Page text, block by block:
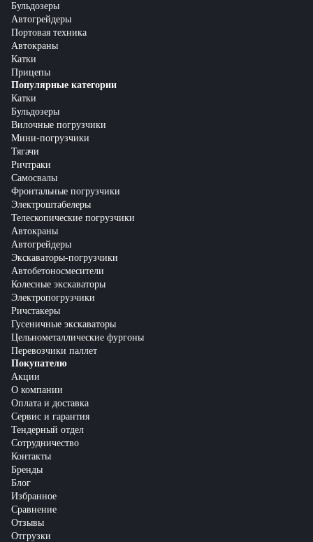
Бульдозеры
Автогрейдеры
Портовая техника
Автокраны
Катки
Прицепы
Популярные категории
Катки
Бульдозеры
Вилочные погрузчики
Мини-погрузчики
Тягачи
Ричтраки
Самосвалы
Фронтальные погрузчики
Электроштабелеры
Телескопические погрузчики
Автокраны
Автогрейдеры
Экскаваторы-погрузчики
Автобетоносмесители
Колесные экскаваторы
Электропогрузчики
Ричстакеры
Гусеничные экскаваторы
Цельнометаллические фургоны
Перевозчики паллет
Покупателю
Акции
О компании
Оплата и доставка
Сервис и гарантия
Тендерный отдел
Сотрудничество
Контакты
Бренды
Блог
Избранное
Сравнение
Отзывы
Отгрузки